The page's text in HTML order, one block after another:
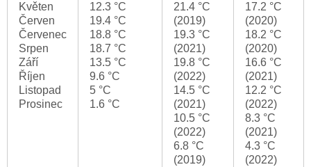
Květen
Červen
Červenec
Srpen
Září
Říjen
Listopad
Prosinec
12.3 °C
19.4 °C
18.8 °C
18.7 °C
13.5 °C
9.6 °C
5 °C
1.6 °C
21.4 °C
(2019)
19.3 °C
(2021)
19.8 °C
(2022)
14.5 °C
(2021)
10.5 °C
(2022)
6.8 °C
(2019)
17.2 °C
(2020)
18.2 °C
(2020)
16.6 °C
(2021)
12.2 °C
(2022)
8.3 °C
(2021)
4.3 °C
(2022)